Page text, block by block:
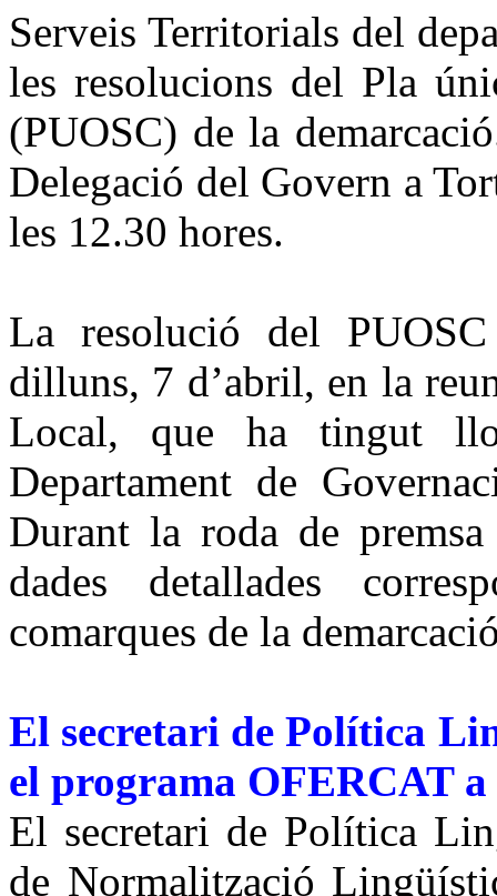
Serveis Territorials del
les resolucions del Pla
(PUOSC) de la
Delegació del Govern a
les 12.30 hores.
La resolució del
dilluns, 7 d’abril, en la
Local, que ha tingut
Departament de
Durant la roda de
dades detallades
comarques de la
El secretari de Política
el programa OFERCAT a
El secretari de Política
de Normalització